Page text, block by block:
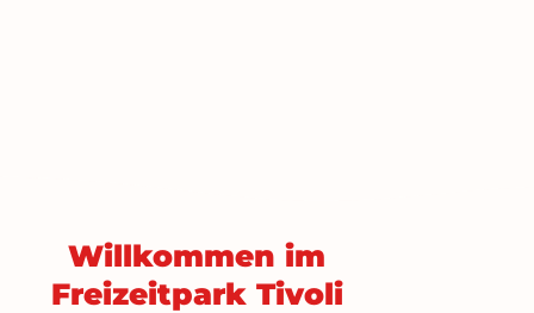
Willkommen im
Freizeitpark Tivoli